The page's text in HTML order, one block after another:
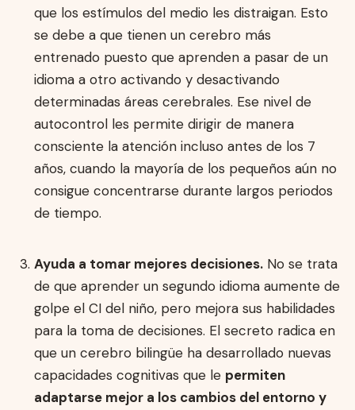
que los estímulos del medio les distraigan. Esto
se debe a que tienen un cerebro más
entrenado puesto que aprenden a pasar de un
idioma a otro activando y desactivando
determinadas áreas cerebrales. Ese nivel de
autocontrol les permite dirigir de manera
consciente la atención incluso antes de los 7
años, cuando la mayoría de los pequeños aún no
consigue concentrarse durante largos periodos
de tiempo.
Ayuda a tomar mejores decisiones. No se trata
de que aprender un segundo idioma aumente de
golpe el CI del niño, pero mejora sus habilidades
para la toma de decisiones. El secreto radica en
que un cerebro bilingüe ha desarrollado nuevas
capacidades cognitivas que le permiten
adaptarse mejor a los cambios del entorno y